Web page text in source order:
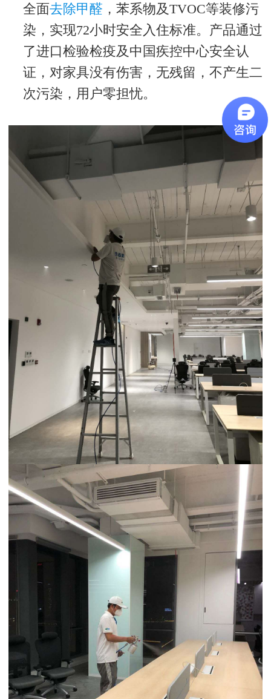
全面去除甲醛 ，苯系物及TVOC等装修污
染，实现72小时安全入住标准。产品通过
了进口检验检疫及中国疾控中心安全认
证，对家具没有伤害，无残留，不产生二
次污染，用户零担忧。